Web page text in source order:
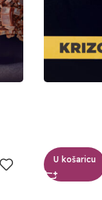
U košaricu